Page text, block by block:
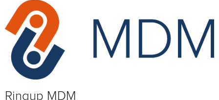
Ringup MDM